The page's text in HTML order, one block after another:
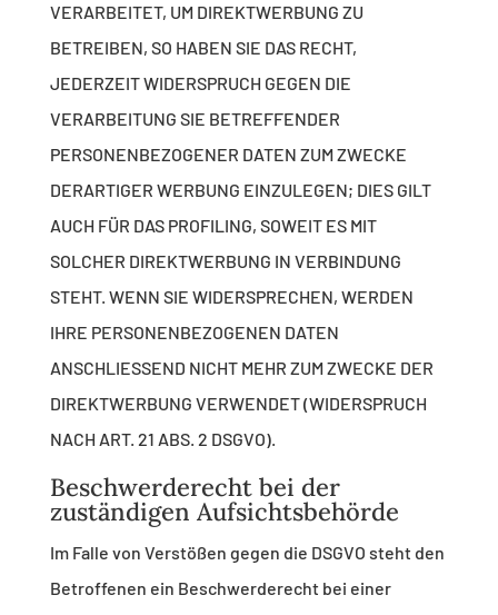
VERARBEITET, UM DIREKTWERBUNG ZU
BETREIBEN, SO HABEN SIE DAS RECHT,
JEDERZEIT WIDERSPRUCH GEGEN DIE
VERARBEITUNG SIE BETREFFENDER
PERSONENBEZOGENER DATEN ZUM ZWECKE
DERARTIGER WERBUNG EINZULEGEN; DIES GILT
AUCH FÜR DAS PROFILING, SOWEIT ES MIT
SOLCHER DIREKTWERBUNG IN VERBINDUNG
STEHT. WENN SIE WIDERSPRECHEN, WERDEN
IHRE PERSONENBEZOGENEN DATEN
ANSCHLIESSEND NICHT MEHR ZUM ZWECKE DER
DIREKTWERBUNG VERWENDET (WIDERSPRUCH
NACH ART. 21 ABS. 2 DSGVO).
Beschwerde­recht bei der
zuständigen Aufsichts­behörde
Im Falle von Verstößen gegen die DSGVO steht den
Betroffenen ein Beschwerderecht bei einer